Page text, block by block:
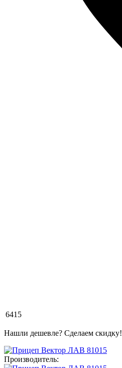
6415
Нашли дешевле? Сделаем скидку!
Производитель: